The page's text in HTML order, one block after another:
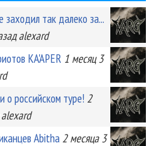
так далеко за...
alexard
KA'APER 1 месяц 3
о российском туре! 2
alexard
Abitha 2 месяца 3